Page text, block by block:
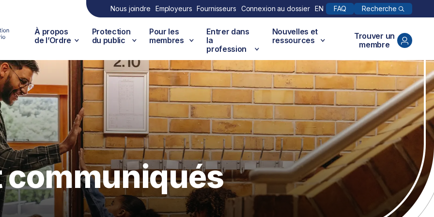
Nous joindre Employeurs Fournisseurs Connexion au dossier EN FAQ Recherche
À propos
de l’Ordre
Protection
du public
Pour les
membres
Entrer dans
la
profession
Nouvelles et
ressources
Trouver un
membre
communiqués